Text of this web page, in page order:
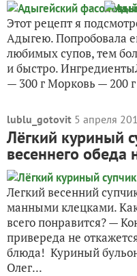
Этот рецепт я
Адыгею. Попробовала
любимых супов, тем
и быстро.
— 300 г Морковь — 200
lublu_gotovit 5 апреля
Лёгкий куриный
весеннего обеда
Легкий весенний
манными клецками.
всего понравится? —
привереда не
блюда! Куриный
Олег...